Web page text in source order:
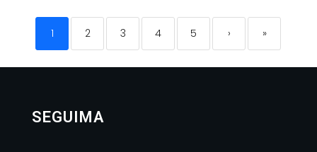
1 2 3 4 5 › »
SEGUIMA